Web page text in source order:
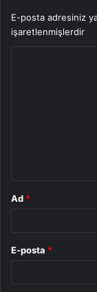
E-posta adresiniz
işaretlenmişlerdir
Ad *
E-posta *